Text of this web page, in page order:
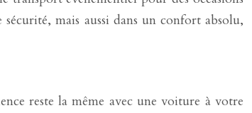
mais aussi dans un confort absolu,
reste la même avec une voiture à votre